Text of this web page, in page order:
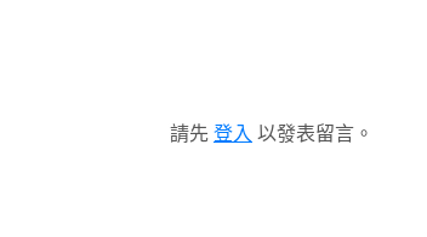
請先 登入 以發表留言。